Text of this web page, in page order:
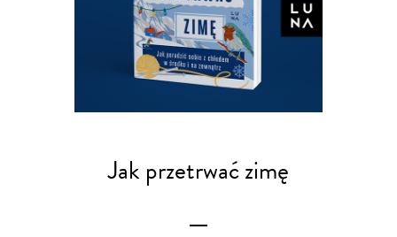
Jak przetrwać zimę